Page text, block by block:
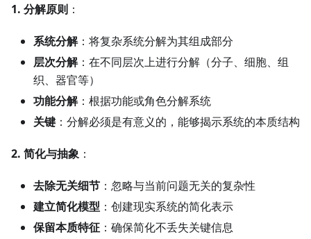
1. 分解原则 ：
系统分解：将复杂系统分解为其组成部分
层次分解：在不同层次上进行分解（分子、细胞、组
织、器官等）
功能分解：根据功能或角色分解系统
关键 ：分解必须是有意义的，能够揭示系统的本质结构
2. 简化与抽象 ：
去除无关细节 ：忽略与当前问题无关的复杂性
建立简化模型 ：创建现实系统的简化表示
保留本质特征 ：确保简化不丢失关键信息